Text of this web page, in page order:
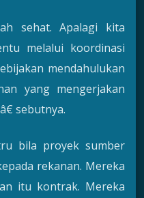
sehat. Apalagi kita
melalui koordinasi
mendahulukan
yang mengerjakan
sebutnya.
bila proyek sumber
rekanan. Mereka
itu kontrak. Mereka